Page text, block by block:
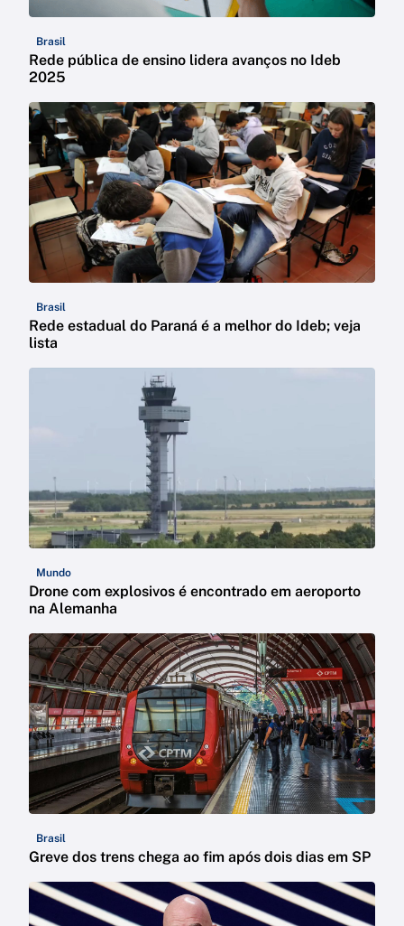
Brasil
Rede pública de ensino lidera avanços no Ideb
2025
Brasil
Rede estadual do Paraná é a melhor do Ideb; veja
lista
Mundo
Drone com explosivos é encontrado em aeroporto
na Alemanha
Brasil
Greve dos trens chega ao fim após dois dias em SP